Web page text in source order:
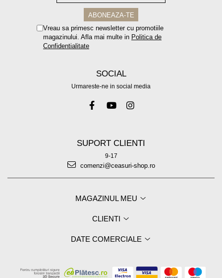
Vreau sa primesc newsletter cu promotiile
magazinului. Afla mai multe in Politica de
Confidentialitate
SOCIAL
Urmareste-ne in social media
SUPORT CLIENTI
9-17
comenzi@ceasuri-shop.ro
MAGAZINUL MEU
CLIENTI
DATE COMERCIALE